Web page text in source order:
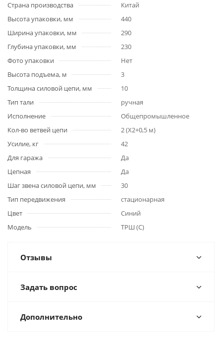
Страна производства
Китай
Высота упаковки, мм
440
Ширина упаковки, мм
290
Глубина упаковки, мм
230
Фото упаковки
Нет
Высота подъема, м
3
Толщина силовой цепи, мм
10
Тип тали
ручная
Исполнение
Общепромышленное
Кол-во ветвей цепи
2 (Х2+0,5 м)
Усилие, кг
42
Для гаража
Да
Цепная
Да
Шаг звена силовой цепи, мм
30
Тип передвижения
стационарная
Цвет
Синий
Модель
ТРШ (С)
Отзывы
Задать вопрос
Дополнительно